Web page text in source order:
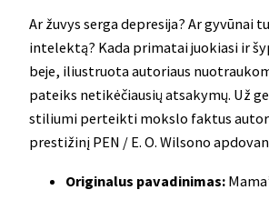
Ar žuvys serga depresija? Ar gyvūnai
intelektą? Kada primatai juokiasi ir
beje, iliustruota autoriaus
pateiks netikėčiausių atsakymų. Už
stiliumi perteikti mokslo faktus
prestižinį PEN / E. O. Wilsono
Originalus pavadinimas: